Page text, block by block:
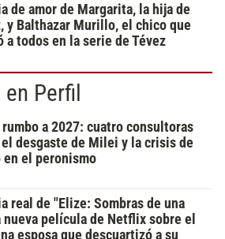
de amor de Margarita, la hija de
y Balthazar Murillo, el chico que
a todos en la serie de Tévez
Perfil
rumbo a 2027: cuatro consultoras
desgaste de Milei y la crisis de
en el peronismo
real de "Elize: Sombras de una
nueva película de Netflix sobre el
esposa que descuartizó a su